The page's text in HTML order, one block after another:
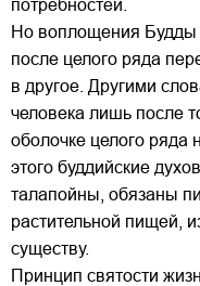
потребностей.
Но воплощения Будды
после целого ряда
в другое. Другими
человека лишь после
оболочке целого ряда
этого буддийские
талапойны, обязаны
растительной пищей,
существу.
Принцип святости